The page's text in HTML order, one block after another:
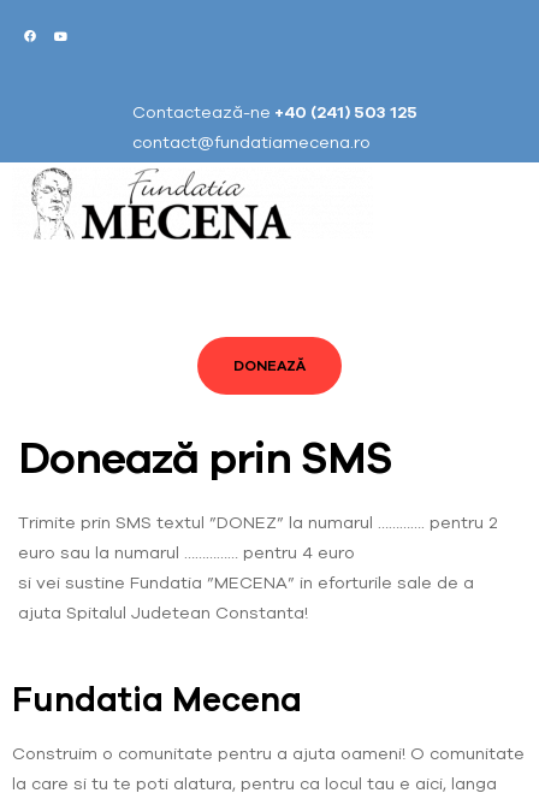
Contactează-ne +40 (241) 503 125
contact@fundatiamecena.ro
DONEAZĂ
Donează prin SMS
Trimite prin SMS textul ”DONEZ” la numarul …………. pentru 2
euro sau la numarul …………… pentru 4 euro
si vei sustine Fundatia ”MECENA” in eforturile sale de a
ajuta Spitalul Judetean Constanta!
Fundatia Mecena
Construim o comunitate pentru a ajuta oameni! O comunitate
la care si tu te poti alatura, pentru ca locul tau e aici, langa